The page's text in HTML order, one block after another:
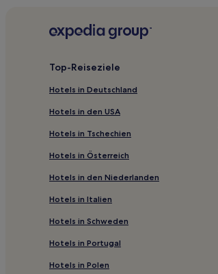
Top-Reiseziele
Hotels in Deutschland
Hotels in den USA
Hotels in Tschechien
Hotels in Österreich
Hotels in den Niederlanden
Hotels in Italien
Hotels in Schweden
Hotels in Portugal
Hotels in Polen